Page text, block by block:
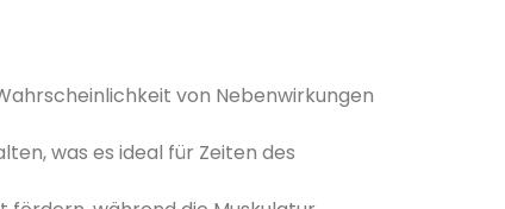
von Nebenwirkungen
was es ideal für Zeiten des